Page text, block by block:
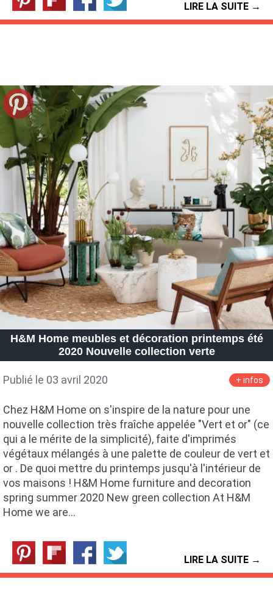
LIRE LA SUITE →
H&M Home meubles et décoration printemps été
2020 Nouvelle collection verte
Publié le 03 avril 2020 + infos
Chez H&M Home on s'inspire de la nature pour une
nouvelle collection très fraîche appelée "Vert et or" (ce
qui a le mérite de la simplicité), faite d'imprimés
végétaux mélangés à une palette de couleur de vert et
or . De quoi mettre du printemps jusqu'à l'intérieur de
vos maisons ! H&M Home furniture and decoration
spring summer 2020 New green collection At H&M
Home we are…
LIRE LA SUITE →